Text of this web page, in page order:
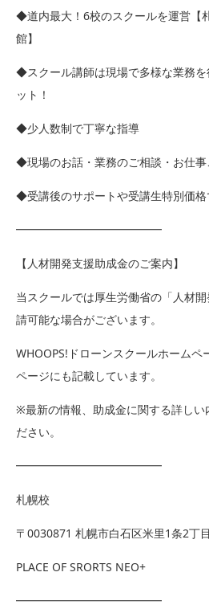
◆道内最大！6校のスクールを運営【
館】
◆スクール講師は現場で多様な業務
ット！
◆少人数制で丁寧な指導
◆現場のお話・業務のご相談・お仕
◆受講後のサポートや受講生特別価格
━━━━━━━━━━━━━
【人材開発支援助成金のご案内】
当スクールでは厚生労働省の「人材
請可能な場合がございます。
WHOOPS!ドローンスクールホームペ
ページにも記載しています。
※最新の情報、助成金に関する詳しい
ださい。
━━━━━━━━━━━━━
札幌校
〒0030871 札幌市白石区米里1条2丁
PLACE OF SRORTS NEO+
━━━━━━━━━━━━━